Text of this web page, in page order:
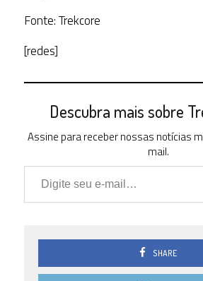
Fonte: Trekcore
[redes]
Descubra mais sobre
Assine para receber nossas notícias
mail.
Digite seu e-mail…
SHARE